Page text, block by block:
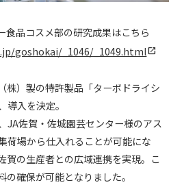
食品コスメ部の研究成果はこちら
goshokai/_1046/_1049.htmlopen_in_new
株）製の特許製品「ターボドライシ
導入を決定。
JA佐賀・佐城園芸センター様のアス
荷場から仕入れることが可能にな
賀の生産者との広域連携を実現。こ
確保が可能となりました。